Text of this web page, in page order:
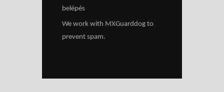
belépés
We work with MXGuarddog to
prevent spam.